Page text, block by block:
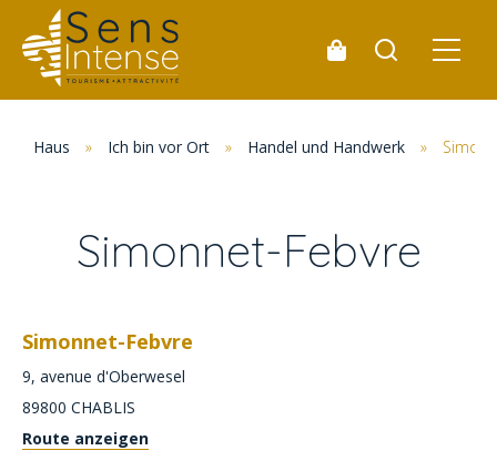
Haus » Ich bin vor Ort » Handel und Handwerk »
Simonnet-Febvre
Simonnet-Febvre
9, avenue d'Oberwesel
89800 CHABLIS
Route anzeigen